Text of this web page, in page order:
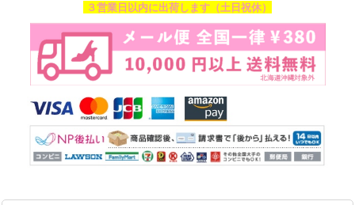
３営業日以内に出荷します（土日祝休）